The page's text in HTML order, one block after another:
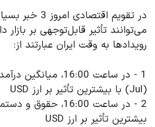
در تقویم
می‌توانند تأثیر قابل‌توجهی بر بازار
رویدادها به وقت ایران عبارتند از:
1 - در ساعت 16:00،
(Jul) با بیشترین تأثیر بر ارز USD
بیشترین تأثیر بر ارز USD